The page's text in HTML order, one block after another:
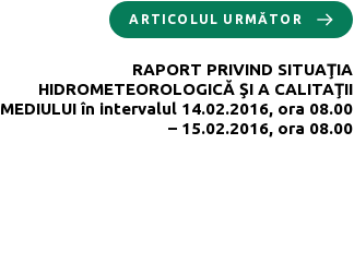
ARTICOLUL URMĂTOR
RAPORT PRIVIND SITUAŢIA
HIDROMETEOROLOGICĂ ŞI A CALITAŢII
MEDIULUI în intervalul 14.02.2016, ora 08.00
– 15.02.2016, ora 08.00